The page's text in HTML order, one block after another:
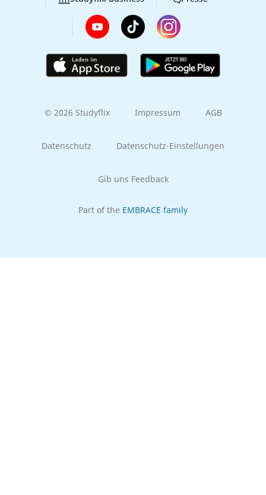
© 2026 Studyflix Impressum AGB
Datenschutz Datenschutz-Einstellungen
Gib uns Feedback
Part of the EMBRACE family